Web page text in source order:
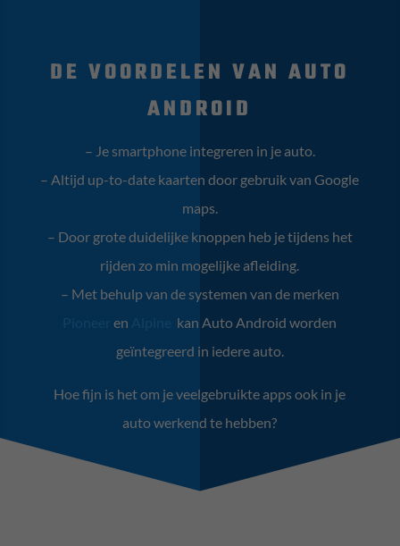
DE VOORDELEN VAN AUTO
ANDROID
– Je smartphone integreren in je auto.
– Altijd up-to-date kaarten door gebruik van Google
maps.
– Door grote duidelijke knoppen heb je tijdens het
rijden zo min mogelijke afleiding.
– Met behulp van de systemen van de merken
en
kan Auto Android worden
geïntegreerd in iedere auto.
Hoe fijn is het om je veelgebruikte apps ook in je
auto werkend te hebben?